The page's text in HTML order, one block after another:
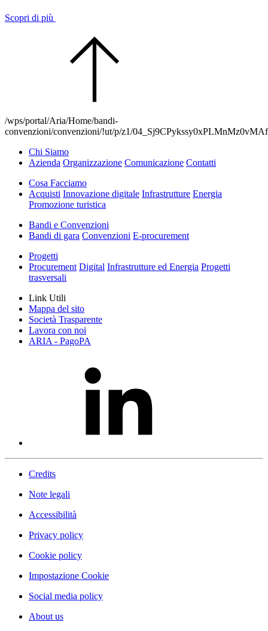
Scopri di più
/wps/portal/Aria/Home/bandi-
convenzioni/convenzioni/!ut/p/z1/
Chi Siamo
Azienda Organizzazione Comunicazione Contatti
Cosa Facciamo
Acquisti Innovazione digitale Infrastrutture Energia
Promozione turistica
Bandi e Convenzioni
Bandi di gara Convenzioni E-procurement
Progetti
Procurement Digital Infrastrutture ed Energia Progetti
trasversali
Link Utili
Mappa del sito
Società Trasparente
Lavora con noi
ARIA - PagoPA
Credits
Note legali
Accessibilità
Privacy policy
Cookie policy
Impostazione Cookie
Social media policy
About us